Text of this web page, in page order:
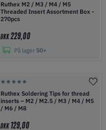
Ruthex M2 / M3 / M4 / M5
Threaded Insert Assortment Box -
270pcs
DKK229,00
På lager 50+
Ruthex Soldering Tips for thread
inserts – M2 / M2.5 / M3 / M4 / M5
/ M6 / M8
DKK129,00